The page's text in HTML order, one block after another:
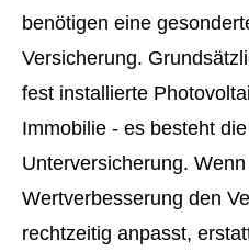
benötigen eine
Versicherung.
fest installierte
Immobilie - es besteht
Unterversicherung.
Wertverbesserung den
rechtzeitig anpasst,